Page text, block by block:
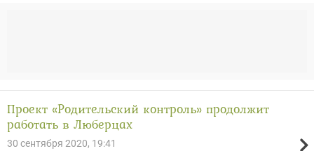
Проект «Родительский контроль» продолжит
работать в Люберцах
30 сентября 2020, 19:41